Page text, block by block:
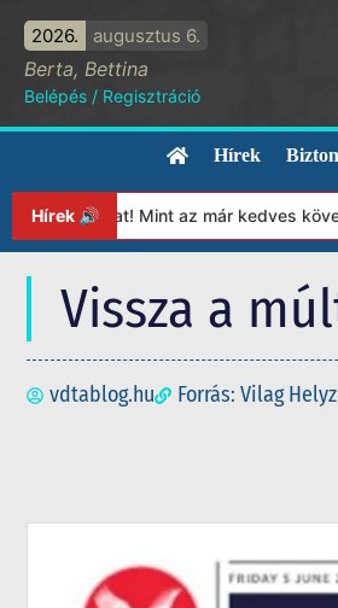
2026. augusztus 6.
Berta, Bettina
Belépés / Regisztráció
Hírek
Hírek 🔊
Mint az már kedves követőink
Vissza a
vdtablog.hu Forrás: Vilag